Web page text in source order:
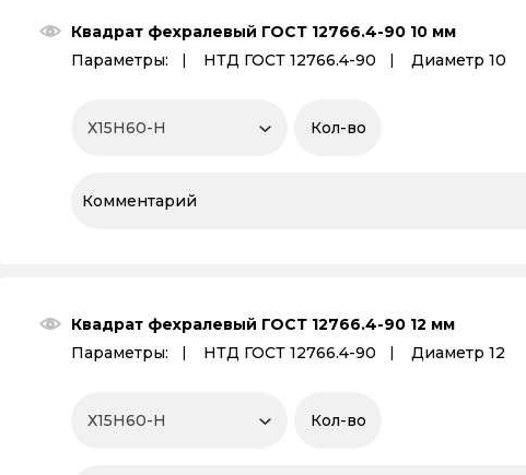
Квадрат фехралевый ГОСТ 12766.4-90 10 мм
Параметры:
НТД ГОСТ 12766.4-90 Диаметр 10
Квадрат фехралевый ГОСТ 12766.4-90 12 мм
Параметры:
НТД ГОСТ 12766.4-90 Диаметр 12